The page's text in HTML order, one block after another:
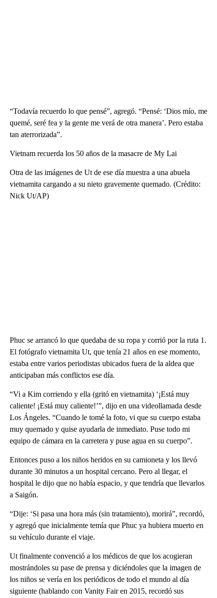
“Todavía recuerdo lo que pensé”, agregó. “Pensé: ‘Dios mío, me
quemé, seré fea y la gente me verá de otra manera’. Pero estaba
tan aterrorizada”.
Vietnam recuerda los 50 años de la masacre de My Lai
Otra de las imágenes de Ut de ese día muestra a una abuela
vietnamita cargando a su nieto gravemente quemado. (Crédito:
Nick Ut/AP)
Phuc se arrancó lo que quedaba de su ropa y corrió por la ruta 1.
El fotógrafo vietnamita Ut, que tenía 21 años en ese momento,
estaba entre varios periodistas ubicados fuera de la aldea que
anticipaban más conflictos ese día.
“Vi a Kim corriendo y ella (gritó en vietnamita) ‘¡Está muy
caliente! ¡Está muy caliente!’”, dijo en una videollamada desde
Los Ángeles. “Cuando le tomé la foto, vi que su cuerpo estaba
muy quemado y quise ayudarla de inmediato. Puse todo mi
equipo de cámara en la carretera y puse agua en su cuerpo”.
Entonces puso a los niños heridos en su camioneta y los llevó
durante 30 minutos a un hospital cercano. Pero al llegar, el
hospital le dijo que no había espacio, y que tendría que llevarlos
a Saigón.
“Dije: ‘Si pasa una hora más (sin tratamiento), morirá”, recordó,
y agregó que inicialmente temía que Phuc ya hubiera muerto en
su vehículo durante el viaje.
Ut finalmente convenció a los médicos de que los acogieran
mostrándoles su pase de prensa y diciéndoles que la imagen de
los niños se vería en los periódicos de todo el mundo al día
siguiente (hablando con Vanity Fair en 2015, recordó sus